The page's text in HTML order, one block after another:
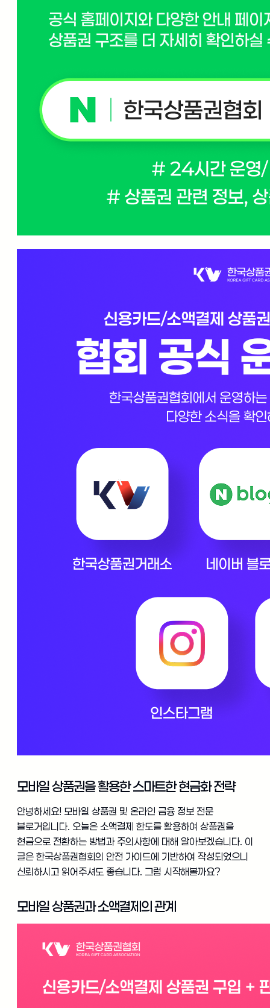
모바일 상품권을 활용한 스마트한 현금화 전략
안녕하세요! 모바일 상품권 및 온라인 금융 정보 전문
블로거입니다. 오늘은 소액결제 한도를 활용하여 상품권을
현금으로 전환하는 방법과 주의사항에 대해 알아보겠습니다. 이
글은 한국상품권협회의 안전 가이드에 기반하여 작성되었으니
신뢰하시고 읽어주셔도 좋습니다. 그럼 시작해볼까요?
모바일 상품권과 소액결제의 관계